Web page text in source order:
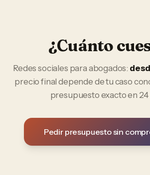
¿Cuánto
Redes sociales paraabogados:
precio final depende de tu caso
presupuesto exacto en 24
Pedir presupuesto sin